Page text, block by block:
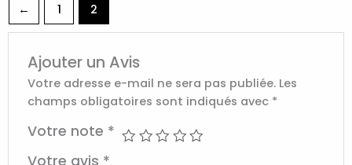
← 1 2
Ajouter un Avis
Votre adresse e-mail ne sera pas publiée. Les
champs obligatoires sont indiqués avec *
Votre note *
Votre avis *